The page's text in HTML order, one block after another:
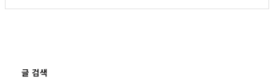
글 검색